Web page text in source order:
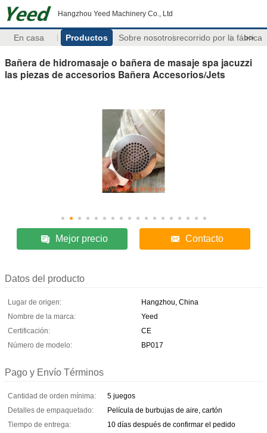
Hangzhou Yeed Machinery Co., Ltd
En casa Productos Sobre nosotrosrecorrido por la fábrica
>>
Bañera de hidromasaje o bañera de masaje spa jacuzzi
las piezas de accesorios Bañera Accesorios/Jets
Mejor precio Contacto
Datos del producto
Lugar de origen:
Hangzhou, China
Nombre de la marca:
Yeed
Certificación:
CE
Número de modelo:
BP017
Pago y Envío Términos
Cantidad de orden mínima:
5 juegos
Detalles de empaquetado:
Película de burbujas de aire, cartón
Tiempo de entrega:
10 días después de confirmar el pedido